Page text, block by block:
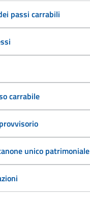
passi carrabili
carrabile
unico patrimoniale